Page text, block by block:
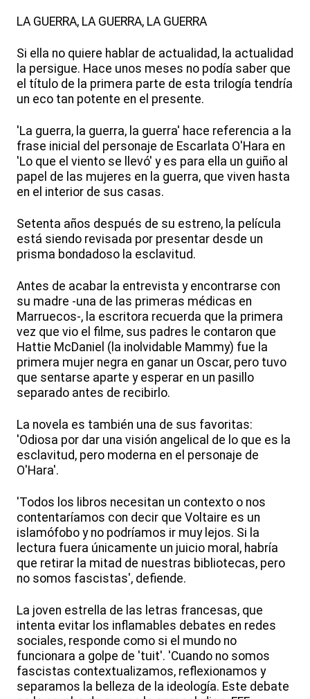
LA GUERRA, LA GUERRA, LA GUERRA
Si ella no quiere hablar de actualidad, la actualidad
la persigue. Hace unos meses no podía saber que
el título de la primera parte de esta trilogía tendría
un eco tan potente en el presente.
'La guerra, la guerra, la guerra' hace referencia a la
frase inicial del personaje de Escarlata O'Hara en
'Lo que el viento se llevó' y es para ella un guiño al
papel de las mujeres en la guerra, que viven hasta
en el interior de sus casas.
Setenta años después de su estreno, la película
está siendo revisada por presentar desde un
prisma bondadoso la esclavitud.
Antes de acabar la entrevista y encontrarse con
su madre -una de las primeras médicas en
Marruecos-, la escritora recuerda que la primera
vez que vio el filme, sus padres le contaron que
Hattie McDaniel (la inolvidable Mammy) fue la
primera mujer negra en ganar un Oscar, pero tuvo
que sentarse aparte y esperar en un pasillo
separado antes de recibirlo.
La novela es también una de sus favoritas:
'Odiosa por dar una visión angelical de lo que es la
esclavitud, pero moderna en el personaje de
O'Hara'.
'Todos los libros necesitan un contexto o nos
contentaríamos con decir que Voltaire es un
islamófobo y no podríamos ir muy lejos. Si la
lectura fuera únicamente un juicio moral, habría
que retirar la mitad de nuestras bibliotecas, pero
no somos fascistas', defiende.
La joven estrella de las letras francesas, que
intenta evitar los inflamables debates en redes
sociales, responde como si el mundo no
funcionara a golpe de 'tuit'. 'Cuando no somos
fascistas contextualizamos, reflexionamos y
separamos la belleza de la ideología. Este debate